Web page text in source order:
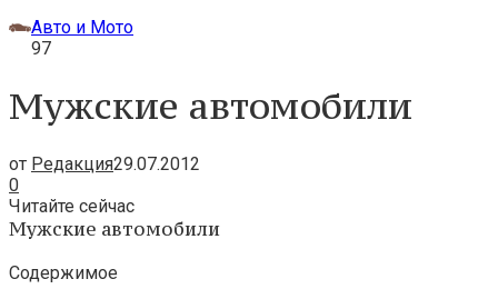
Авто и Мото
97
Мужские автомобили
от Редакция29.07.2012
0
Читайте сейчас
Мужские автомобили
Содержимое